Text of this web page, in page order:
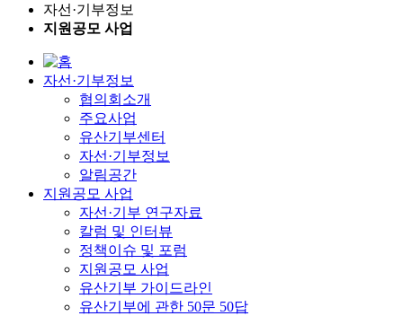
자선·기부정보
지원공모 사업
자선·기부정보
협의회소개
주요사업
유산기부센터
자선·기부정보
알림공간
지원공모 사업
자선·기부 연구자료
칼럼 및 인터뷰
정책이슈 및 포럼
지원공모 사업
유산기부 가이드라인
유산기부에 관한 50문 50답